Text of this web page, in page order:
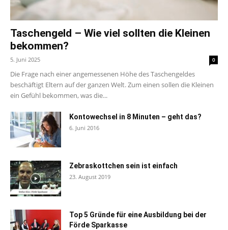
Taschengeld – Wie viel sollten die Kleinen
bekommen?
5. Juni 2025 0
Die Frage nach einer angemessenen Höhe des Taschengeldes
beschäftigt Eltern auf der ganzen Welt. Zum einen sollen die Kleinen
ein Gefühl bekommen, was die...
Kontowechsel in 8 Minuten – geht das?
6. Juni 2016
Zebraskottchen sein ist einfach
23. August 2019
Top 5 Gründe für eine Ausbildung bei der
Förde Sparkasse